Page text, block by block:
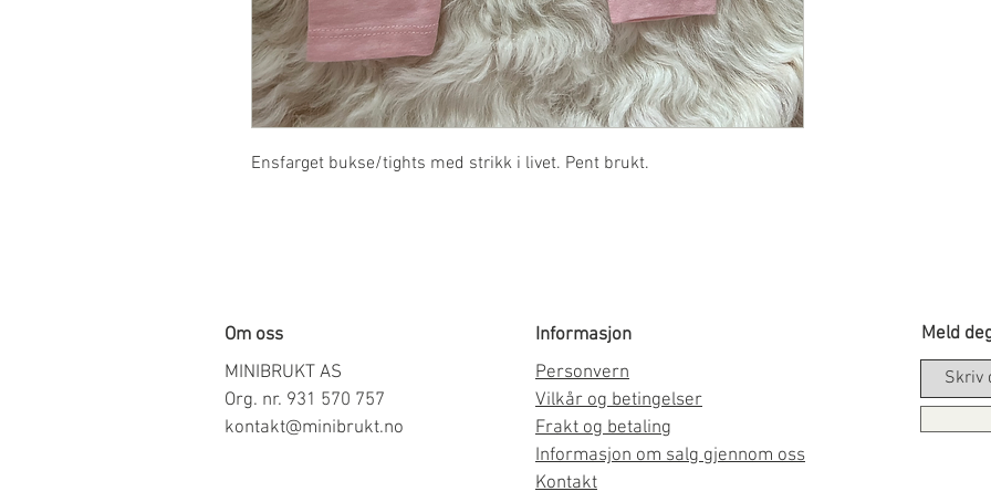
Ensfarget bukse/tights med strikk i livet. Pent brukt.
Om oss
MINIBRUKT AS
Org. nr. 931 570 757
kontakt@minibrukt.no
Informasjon
Personvern
Vilkår og betingelser
Frakt og betaling
Informasjon om salg gjennom oss
Kontakt
Meld